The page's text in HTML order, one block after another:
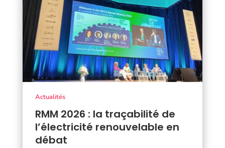
RMM 2026 : la traçabilité de
l’électricité renouvelable en
débat
Actualités